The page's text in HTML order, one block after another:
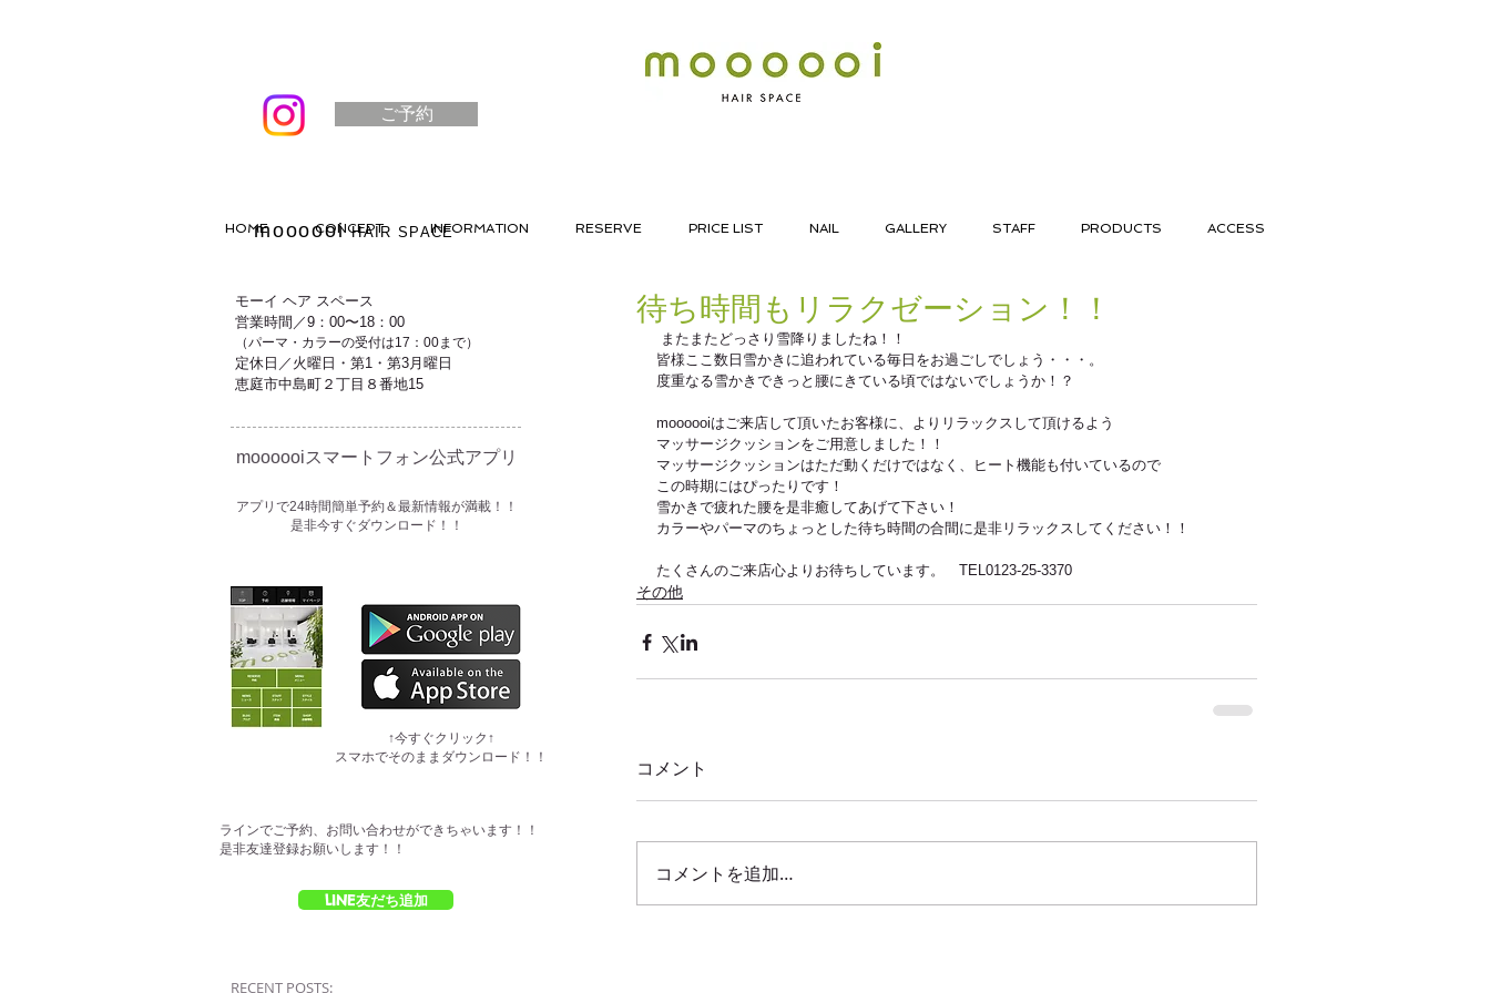
ご予約
HOME CONCEPT INFORMATION RESERVE PRICE LIST NAIL GALLERY STAFF PRODUCTS ACCESS
moooooiHAIR SPACE
モーイ ヘア スペース
営業時間／9：00〜18：00
（パーマ・カラーの受付は17：00まで）
定休日／火曜日・第1・第3月曜日
恵庭市中島町２丁目８番地15
moooooiスマートフォン公式アプリ​
​アプリで24時間簡単予約＆最新情報が満載！！
是非今すぐダウンロード！！
​↑今すぐクリック↑
スマホでそのままダウンロード！！
ラインでご予約、お問い合わせができちゃいます！！
是非友達登録お願いします！！
LINE友だち追加
RECENT POSTS:
待ち時間もリラクゼーション！！
またまたどっさり雪降りましたね！！
皆様ここ数日雪かきに追われている毎日をお過ごしでしょう・・・。
度重なる雪かきできっと腰にきている頃ではないでしょうか！？
moooooiはご来店して頂いたお客様に、よりリラックスして頂けるよう
マッサージクッションをご用意しました！！
マッサージクッションはただ動くだけではなく、ヒート機能も付いているので
この時期にはぴったりです！
雪かきで疲れた腰を是非癒してあげて下さい！
カラーやパーマのちょっとした待ち時間の合間に是非リラックスしてください！！
たくさんのご来店心よりお待ちしています。　TEL0123-25-3370
その他
コメント
コメントを追加…